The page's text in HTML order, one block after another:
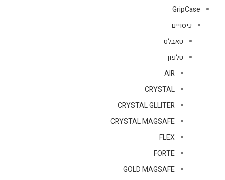
GripCase
כיסויים
טאבלט
טלפון
AIR
CRYSTAL
CRYSTAL GLLITER
CRYSTAL MAGSAFE
FLEX
FORTE
GOLD MAGSAFE